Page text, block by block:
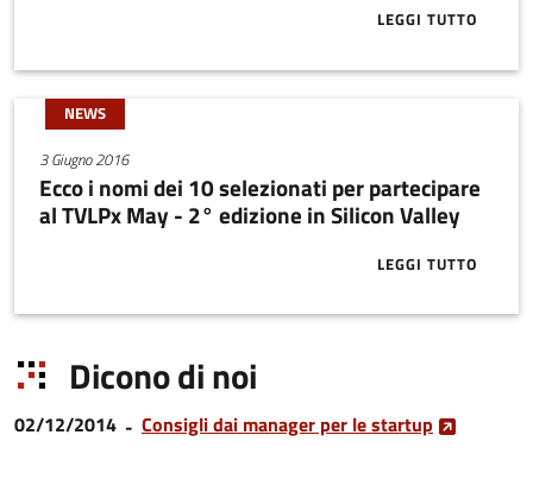
LEGGI TUTTO
ABOUT
NEWS
3 Giugno 2016
Ecco i nomi dei 10 selezionati per partecipare
al TVLPx May - 2° edizione in Silicon Valley
LEGGI TUTTO
ABOUT
Dicono di noi
02/12/2014 Consigli dai manager per le startup